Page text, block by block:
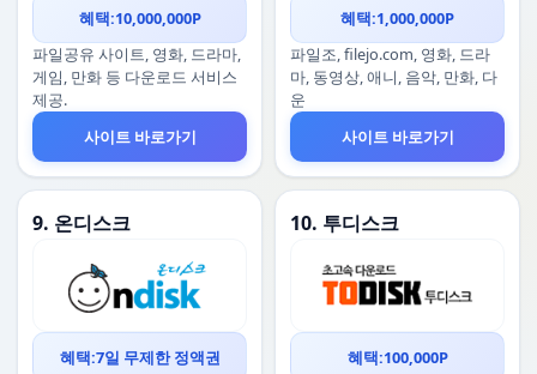
혜택:10,000,000P
파일공유 사이트, 영화, 드라마,
게임, 만화 등 다운로드 서비스
제공.
사이트 바로가기
혜택:1,000,000P
파일조, filejo.com, 영화, 드라
마, 동영상, 애니, 음악, 만화, 다
운
사이트 바로가기
9. 온디스크
혜택:7일 무제한 정액권
10. 투디스크
혜택:100,000P